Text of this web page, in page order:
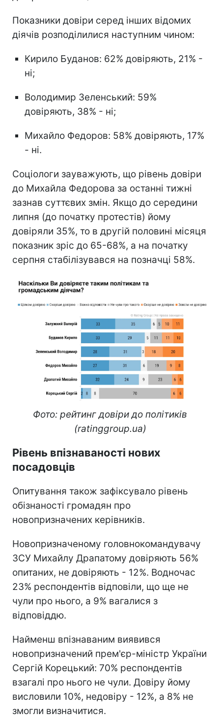
Показники довіри серед інших відомих
діячів розподілилися наступним чином:
Кирило Буданов: 62% довіряють, 21% -
ні;
Володимир Зеленський: 59%
довіряють, 38% - ні;
Михайло Федоров: 58% довіряють, 17%
- ні.
Соціологи зауважують, що рівень довіри
до Михайла Федорова за останні тижні
зазнав суттєвих змін. Якщо до середини
липня (до початку протестів) йому
довіряли 35%, то в другій половині місяця
показник зріс до 65-68%, а на початку
серпня стабілізувався на позначці 58%.
Фото: рейтинг довіри до політиків
(ratinggroup.ua)
Рівень впізнаваності нових
посадовців
Опитування також зафіксувало рівень
обізнаності громадян про
новопризначених керівників.
Новопризначеному головнокомандувачу
ЗСУ Михайлу Драпатому довіряють 56%
опитаних, не довіряють - 12%. Водночас
23% респондентів відповіли, що ще не
чули про нього, а 9% вагалися з
відповіддю.
Найменш впізнаваним виявився
новопризначений прем'єр-міністр України
Сергій Корецький: 70% респондентів
взагалі про нього не чули. Довіру йому
висловили 10%, недовіру - 12%, а 8% не
змогли визначитися.